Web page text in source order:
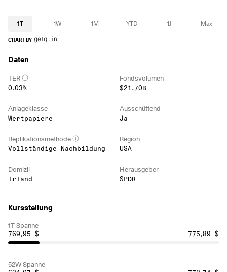
1T 1W 1M YTD 1J Max
CHART BY
Daten
TER
0.03%
Fondsvolumen
$21.70B
Anlageklasse
Wertpapiere
Ausschüttend
Ja
Replikationsmethode
Vollständige Nachbildung
Region
USA
Domizil
Irland
Herausgeber
SPDR
Kursstellung
1T Spanne
769,95 $
775,89 $
52W Spanne